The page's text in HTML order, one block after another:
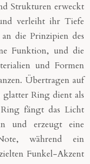
Strukturen erweckt
verleiht ihr Tiefe
die Prinzipien des
Funktion, und die
und Formen
Übertragen auf
glatter Ring dient als
fängt das Licht
und erzeugt eine
während ein
Funkel-Akzent